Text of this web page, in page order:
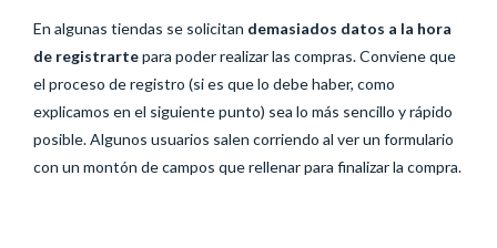
En algunas tiendas se solicitan demasiados datos a la hora
de registrartepara poder realizar las compras. Conviene que
el proceso de registro (si es que lo debe haber, como
explicamos en el siguiente punto) sea lo más sencillo y rápido
posible. Algunos usuarios salen corriendo al ver un formulario
con un montón de campos que rellenar para finalizar la compra.